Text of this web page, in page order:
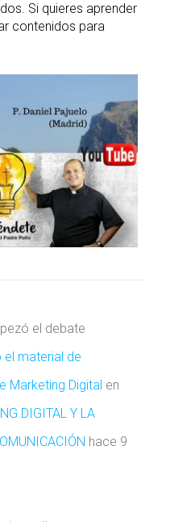
Si quieres aprender
contenidos para
el debate
el material de
Marketing Digital en
DIGITAL Y LA
hace 9